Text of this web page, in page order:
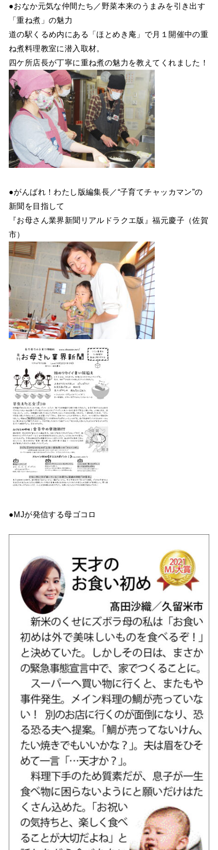
●おなか元気な仲間たち／野菜本来のうまみを引き出す
「重ね煮」の魅力
道の駅くるめ内にある「ほとめき庵」で月１開催中の重
ね煮料理教室に潜入取材。
四ケ所店長が丁寧に重ね煮の魅力を教えてくれました！
●がんばれ！わたし版編集長／“子育てチャッカマン”の
新聞を目指して
『お母さん業界新聞リアルドラクエ版』福元慶子（佐賀
市）
●MJが発信する母ゴコロ